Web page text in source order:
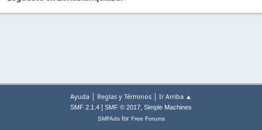
Ayuda | Reglas y Términos | Ir Arriba ▲
SMF 2.1.4 SMF © 2017, Simple Machines
SMFAdsfor Free Forums